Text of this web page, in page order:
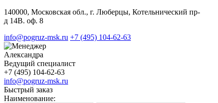
140000, Московская обл., г. Люберцы, Котельнический пр-
д 14В. оф. 8
info@pogruz-msk.ru +7 (495) 104-62-63
Александра
Ведущий специалист
+7 (495) 104-62-63
info@pogruz-msk.ru
Быстрый заказ
Наименование: